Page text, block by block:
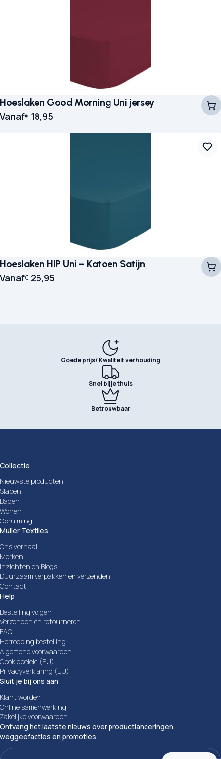
Hoeslaken Good Morning Uni jersey
Vanaf€ 18,95
Hoeslaken HIP Uni – Katoen Satijn
Vanaf€ 26,95
Goede prijs/ Kwaliteit verhouding
Snel bij je thuis
Betrouwbaar
Collectie
Nieuwste producten
Slapen
Baden
Wonen
Opruiming
Muller Textiles
Ons verhaal
Merken
Inzichten en Blogs
Duurzaam verpakken en verzenden
Contact
Help
Bestelling volgen
Verzenden en retourneren
FAQ
Herroeping bestelling
Algemene voorwaarden
Cookiebeleid (EU)
Privacyverklaring (EU)
Sluit je bij ons aan
Klant worden
Online samenwerking
Zakelijke voorwaarden
Ontvang het laatste nieuws over productlanceringen,
weggeefacties en promoties.
E-